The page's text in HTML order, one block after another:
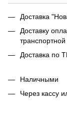
Доставка
Доставку
Доставка по
Наличными
Через кассу